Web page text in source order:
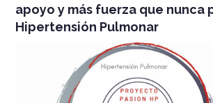
apoyo y más fuerza que nunca
Hipertensión Pulmonar